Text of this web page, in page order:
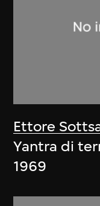
Ettore
Yantra di
1969